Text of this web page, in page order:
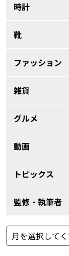
時計
靴
ファッション
雑貨
グルメ
動画
トピックス
監修・執筆者